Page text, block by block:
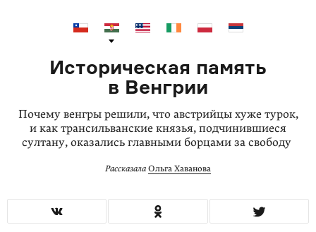
Историческая память
в Венгрии
Почему венгры решили, что австрийцы хуже турок,
и как трансильванские князья, подчинившиеся
султану, оказались главными борцами за свободу
Рассказала Ольга Хаванова